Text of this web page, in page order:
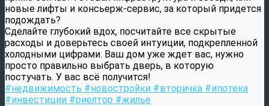
новые лифты и консьерж-сервис, за который придется
подождать?
Сделайте глубокий вдох, посчитайте все скрытые
расходы и доверьтесь своей интуиции, подкрепленной
холодными цифрами. Ваш дом уже ждет вас, нужно
просто правильно выбрать дверь, в которую
постучать. У вас всё получится!
#недвижимость #новостройки #вторичка #ипотека
#инвестиции #риелтор #жилье